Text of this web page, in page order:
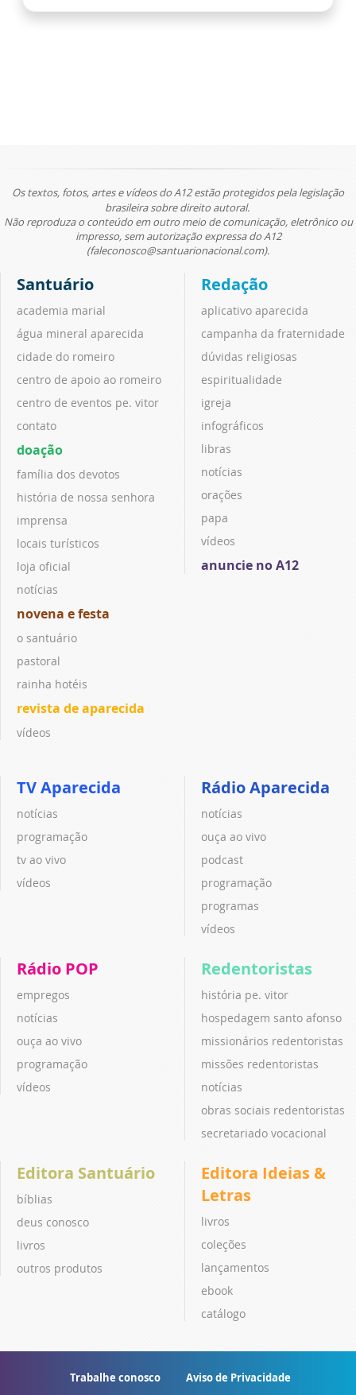
Os textos, fotos, artes e vídeos do A12 estão protegidos pela legislação
brasileira sobre direito autoral.
Não reproduza o conteúdo em outro meio de comunicação, eletrônico ou
impresso, sem autorização expressa do A12
(faleconosco@santuarionacional.com).
Santuário
academia marial
água mineral aparecida
cidade do romeiro
centro de apoio ao romeiro
centro de eventos pe. vitor
contato
doação
família dos devotos
história de nossa senhora
imprensa
locais turísticos
loja oficial
notícias
novena e festa
o santuário
pastoral
rainha hotéis
revista de aparecida
vídeos
Redação
aplicativo aparecida
campanha da fraternidade
dúvidas religiosas
espiritualidade
igreja
infográficos
libras
notícias
orações
papa
vídeos
anuncie no A12
TV Aparecida
notícias
programação
tv ao vivo
vídeos
Rádio Aparecida
notícias
ouça ao vivo
podcast
programação
programas
vídeos
Rádio POP
empregos
notícias
ouça ao vivo
programação
vídeos
Redentoristas
história pe. vitor
hospedagem santo afonso
missionários redentoristas
missões redentoristas
notícias
obras sociais redentoristas
secretariado vocacional
Editora Santuário
bíblias
deus conosco
livros
outros produtos
Editora Ideias &
Letras
livros
coleções
lançamentos
ebook
catálogo
Trabalhe conosco Aviso de Privacidade